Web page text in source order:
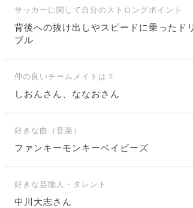
サッカーに関して自分のストロングポイント
背後への抜け出しやスピードに乗ったドリ
ブル
仲の良いチームメイトは？
しおんさん、ななおさん
好きな曲（音楽）
ファンキーモンキーベイビーズ
好きな芸能人・タレント
中川大志さん